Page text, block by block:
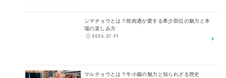
シマチョウとは？焼肉通が愛する希少部位の魅力と本
場の楽しみ方
2026.07.29
マルチョウとは？牛小腸の魅力と知られざる歴史